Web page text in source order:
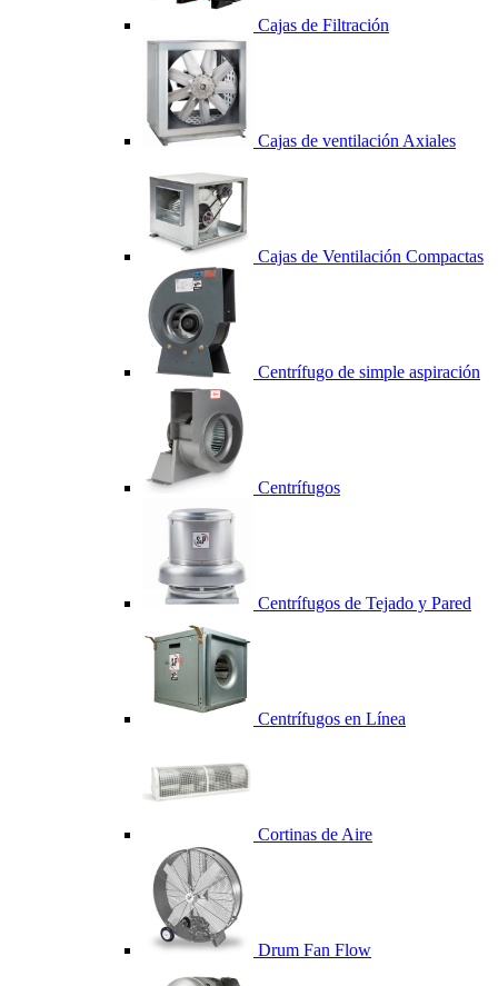
Cajas de Filtración
Cajas de ventilación Axiales
Cajas de Ventilación Compactas
Centrífugo de simple aspiración
Centrífugos
Centrífugos de Tejado y Pared
Centrífugos en Línea
Cortinas de Aire
Drum Fan Flow